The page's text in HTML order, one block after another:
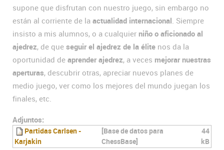
supone que disfrutan con nuestro juego, sin embargo no
están al corriente de la actualidad internacional. Siempre
insisto a mis alumnos, o a cualquier niño o aficionado al
ajedrez, de que seguir el ajedrez de la élite nos da la
oportunidad de aprender ajedrez, a veces mejorar nuestras
aperturas, descubrir otras, apreciar nuevos planes de
medio juego, ver como los mejores del mundo juegan los
finales, etc.
Adjuntos:
Partidas Carlsen -
Karjakin
[Base de datos para
ChessBase]
44
kB